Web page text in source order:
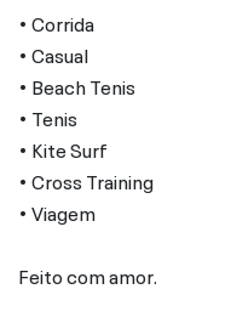
• Corrida
• Casual
• Beach Tenis
• Tenis
• Kite Surf
• Cross Training
• Viagem
Feito com amor.